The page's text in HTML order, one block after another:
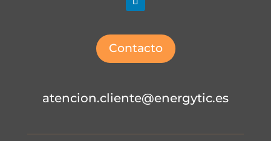
Contacto
atencion.cliente@energytic.es